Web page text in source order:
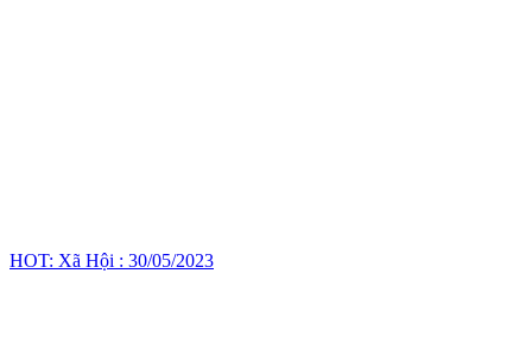
HOT: Xã Hội : 30/05/2023